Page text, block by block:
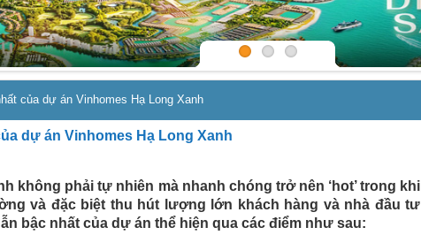
của dự án Vinhomes Hạ Long Xanh
dự án Vinhomes Hạ Long Xanh
không phải tự nhiên mà nhanh chóng trở nên ‘hot’ trong khi
và đặc biệt thu hút lượng lớn khách hàng và nhà đầu tư
bậc nhất của dự án thể hiện qua các điểm như sau: